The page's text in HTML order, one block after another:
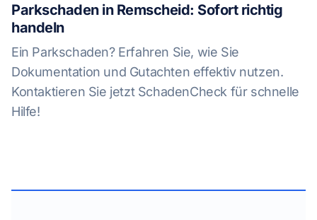
Parkschaden in Remscheid: Sofort richtig
handeln
Ein Parkschaden? Erfahren Sie, wie Sie
Dokumentation und Gutachten effektiv nutzen.
Kontaktieren Sie jetzt SchadenCheck für schnelle
Hilfe!